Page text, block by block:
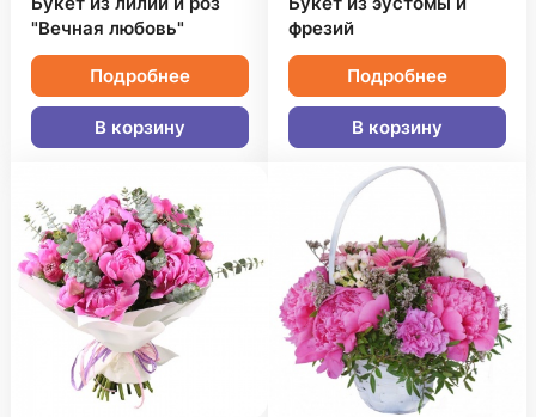
"Вечная любовь"
Подробнее
В корзину
фрезий
Подробнее
В корзину